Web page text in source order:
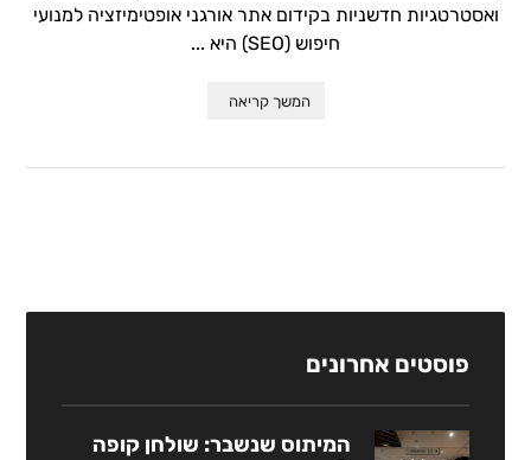
ואסטרטגיות חדשניות בקידום אתר אורגני אופטימיזציה למנועי
חיפוש (SEO) היא ...
המשך קריאה
פוסטים אחרונים
המיתוס שנשבר: שולחן קופה